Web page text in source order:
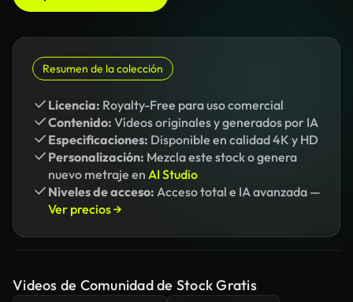
Resumen de la colección
Licencia: Royalty-Free para uso comercial
Contenido: Vídeos originales y generados por IA
Especificaciones: Disponible en calidad 4K y HD
Personalización: Mezcla este stock o genera
nuevo metraje en AI Studio
Niveles de acceso: Acceso total e IA avanzada —
Ver precios →
Videos de Comunidad de Stock Gratis